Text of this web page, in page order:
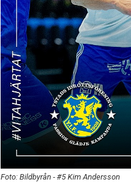
Foto: Bildbyrån - #5 Kim Andersson